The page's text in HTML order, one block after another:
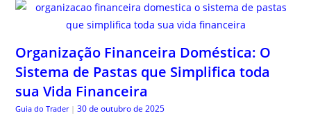
Organização Financeira Doméstica: O
Sistema de Pastas que Simplifica toda
sua Vida Financeira
Guia do Trader | 30 de outubro de 2025